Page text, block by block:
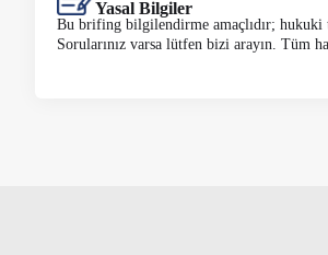
Yasal Bilgiler
Bu brifing bilgilendirme amaçlıdır; hukuki
Sorularınız varsa lütfen bizi arayın. Tüm